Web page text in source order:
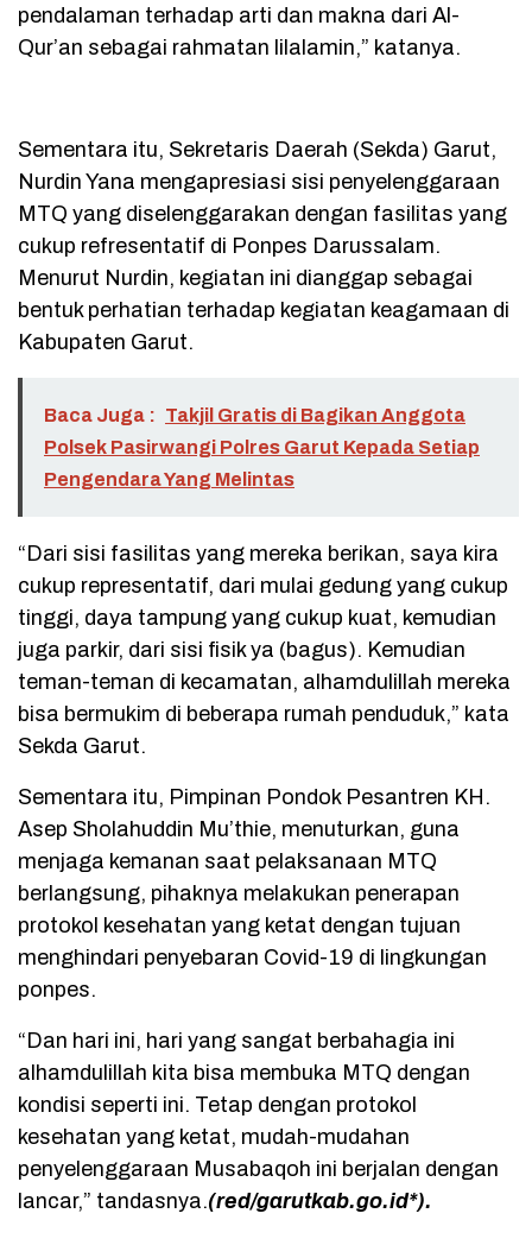
pendalaman terhadap arti dan makna dari Al-
Qur’an sebagai rahmatan lilalamin,” katanya.
Sementara itu, Sekretaris Daerah (Sekda) Garut,
Nurdin Yana mengapresiasi sisi penyelenggaraan
MTQ yang diselenggarakan dengan fasilitas yang
cukup refresentatif di Ponpes Darussalam.
Menurut Nurdin, kegiatan ini dianggap sebagai
bentuk perhatian terhadap kegiatan keagamaan di
Kabupaten Garut.
Baca Juga : Takjil Gratis di Bagikan Anggota
Polsek Pasirwangi Polres Garut Kepada Setiap
Pengendara Yang Melintas
“Dari sisi fasilitas yang mereka berikan, saya kira
cukup representatif, dari mulai gedung yang cukup
tinggi, daya tampung yang cukup kuat, kemudian
juga parkir, dari sisi fisik ya (bagus). Kemudian
teman-teman di kecamatan, alhamdulillah mereka
bisa bermukim di beberapa rumah penduduk,” kata
Sekda Garut.
Sementara itu, Pimpinan Pondok Pesantren KH.
Asep Sholahuddin Mu’thie, menuturkan, guna
menjaga kemanan saat pelaksanaan MTQ
berlangsung, pihaknya melakukan penerapan
protokol kesehatan yang ketat dengan tujuan
menghindari penyebaran Covid-19 di lingkungan
ponpes.
“Dan hari ini, hari yang sangat berbahagia ini
alhamdulillah kita bisa membuka MTQ dengan
kondisi seperti ini. Tetap dengan protokol
kesehatan yang ketat, mudah-mudahan
penyelenggaraan Musabaqoh ini berjalan dengan
lancar,” tandasnya.(red/garutkab.go.id*).